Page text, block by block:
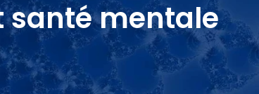
santé mentale